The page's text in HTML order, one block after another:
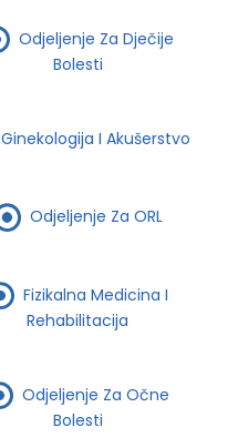
Odjeljenje Za Dječije
Bolesti
Ginekologija I Akušerstvo
Odjeljenje Za ORL
Fizikalna Medicina I
Rehabilitacija
Odjeljenje Za Očne
Bolesti